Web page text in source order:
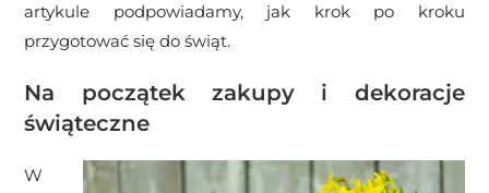
artykule podpowiadamy, jak krok po kroku
przygotować się do świąt.
Na początek zakupy i dekoracje
świąteczne
W